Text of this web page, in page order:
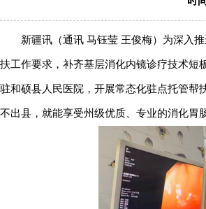
新疆讯（通讯 马钰莹 王俊梅）为深入
扶工作要求，补齐基层消化内镜诊疗技术短
驻和硕县人民医院，开展常态化驻点托管帮
不出县，就能享受州级优质、专业的消化胃